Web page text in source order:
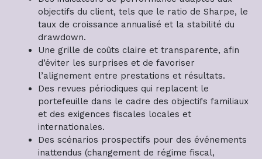
objectifs du client, tels que le ratio de Sharpe, le
taux de croissance annualisé et la stabilité du
drawdown.
Une grille de coûts claire et transparente, afin
d’éviter les surprises et de favoriser
l’alignement entre prestations et résultats.
Des revues périodiques qui replacent le
portefeuille dans le cadre des objectifs familiaux
et des exigences fiscales locales et
internationales.
Des scénarios prospectifs pour des événements
inattendus (changement de régime fiscal,